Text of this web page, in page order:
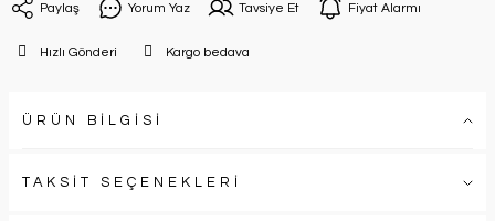
Paylaş Yorum Yaz Tavsiye Et Fiyat Alarmı
Hızlı Gönderi Kargo bedava
ÜRÜN BİLGİSİ
TAKSİT SEÇENEKLERİ